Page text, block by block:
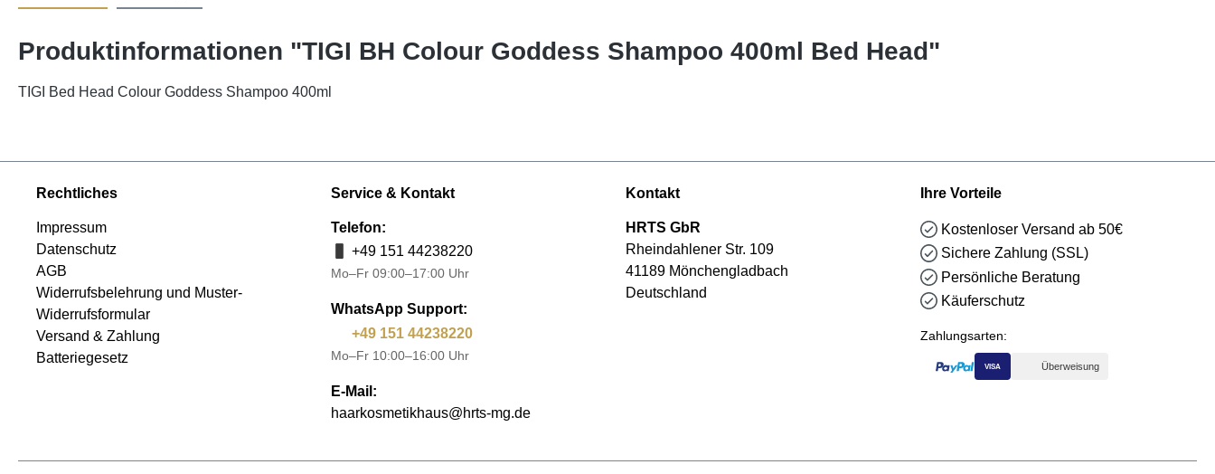
Produktinformationen "TIGI BH Colour Goddess Shampoo 400ml Bed Head"
TIGI Bed Head Colour Goddess Shampoo 400ml
Rechtliches
Impressum
Datenschutz
AGB
Widerrufsbelehrung und Muster-
Widerrufsformular
Versand & Zahlung
Batteriegesetz
Service & Kontakt
Telefon:
+49 151 44238220
Mo–Fr 09:00–17:00 Uhr
WhatsApp Support:
+49 151 44238220
Mo–Fr 10:00–16:00 Uhr
E-Mail:
haarkosmetikhaus@hrts-mg.de
Kontakt
HRTS GbR
Rheindahlener Str. 109
41189 Mönchengladbach
Deutschland
Ihre Vorteile
Kostenloser Versand ab 50€
Sichere Zahlung (SSL)
Persönliche Beratung
Käuferschutz
Zahlungsarten:
VISA Überweisung